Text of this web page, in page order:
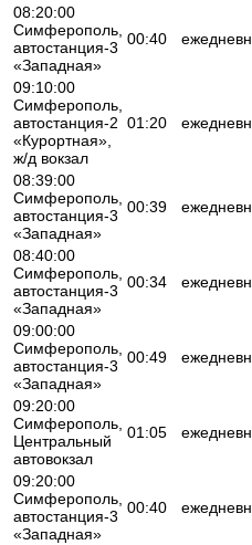
08:20:00
Симферополь,
автостанция-3
«Западная»
00:40
09:10:00
Симферополь,
автостанция-2
«Курортная»,
ж/д вокзал
01:20
08:39:00
Симферополь,
автостанция-3
«Западная»
00:39
08:40:00
Симферополь,
автостанция-3
«Западная»
00:34
09:00:00
Симферополь,
автостанция-3
«Западная»
00:49
09:20:00
Симферополь,
Центральный
автовокзал
01:05
09:20:00
Симферополь,
автостанция-3
«Западная»
00:40